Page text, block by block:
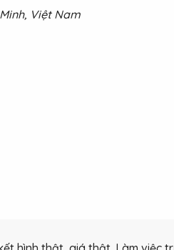
Việt Nam